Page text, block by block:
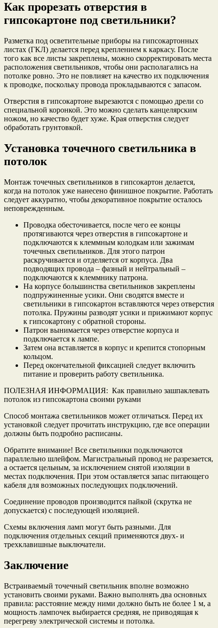
Как прорезать отверстия в
гипсокартоне под светильники?
Разметка под осветительные приборы на гипсокартонных
листах (ГКЛ) делается перед креплением к каркасу. После
того как все листы закреплены, можно скорректировать места
расположения светильников, чтобы они располагались на
потолке ровно. Это не повлияет на качество их подключения
к проводке, поскольку провода прокладываются с запасом.
Отверстия в гипсокартоне вырезаются с помощью дрели со
специальной коронкой. Это можно сделать канцелярским
ножом, но качество будет хуже. Края отверстия следует
обработать грунтовкой.
Установка точечного светильника в
потолок
Монтаж точечных светильников в гипсокартон делается,
когда на потолок уже нанесено финишное покрытие. Работать
следует аккуратно, чтобы декоративное покрытие осталось
неповрежденным.
Проводка обесточивается, после чего ее концы
протягиваются через отверстия в гипсокартоне и
подключаются к клеммным колодкам или зажимам
точечных светильников. Для этого патрон
раскручивается и отделяется от корпуса. Два
подводящих провода – фазный и нейтральный –
подключаются к клеммнику патрона.
На корпусе большинства светильников закреплены
подпружиненные усики. Они сводятся вместе и
светильники в гипсокартон вставляются через отверстия
потолка. Пружины разводят усики и прижимают корпус
к гипсокартону с обратной стороны.
Патрон вынимается через отверстие корпуса и
подключается к лампе.
Затем она вставляется в корпус и крепится стопорным
кольцом.
Перед окончательной фиксацией следует включить
питание и проверить работу светильника.
ПОЛЕЗНАЯ ИНФОРМАЦИЯ: Как правильно зашпаклевать
потолок из гипсокартона своими руками
Способ монтажа светильников может отличаться. Перед их
установкой следует прочитать инструкцию, где все операции
должны быть подробно расписаны.
Обратите внимание! Все светильники подключаются
параллельно шлейфом. Магистральный провод не разрезается,
а остается цельным, за исключением снятой изоляции в
местах подключения. При этом оставляется запас питающего
кабеля для возможных последующих подключений.
Соединение проводов производится пайкой (скрутка не
допускается) с последующей изоляцией.
Схемы включения ламп могут быть разными. Для
подключения отдельных секций применяются двух- и
трехклавишные выключатели.
Заключение
Встраиваемый точечный светильник вполне возможно
установить своими руками. Важно выполнять два основных
правила: расстояние между ними должно быть не более 1 м, а
мощность лампочек выбирается средняя, не приводящая к
перегреву электрической системы и потолка.